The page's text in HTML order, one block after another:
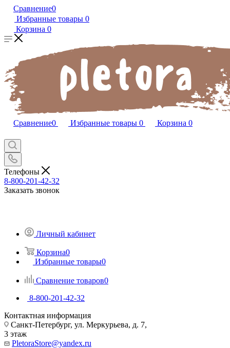
Сравнение0
Избранные товары 0
Корзина 0
Сравнение0 Избранные товары 0 Корзина 0
Телефоны
8-800-201-42-32
Заказать звонок
Личный кабинет
Корзина0
Избранные товары0
Сравнение товаров0
8-800-201-42-32
Контактная информация
Санкт-Петербург, ул. Меркурьева, д. 7,
3 этаж
PletoraStore@yandex.ru